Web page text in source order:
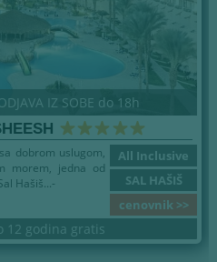
IZ SOBE do 18h
All Inclusive
SAL HAŠIŠ
cenovnik >>
dobrom uslugom,
morem, jedna od
Hašiš...-
12 godina gratis